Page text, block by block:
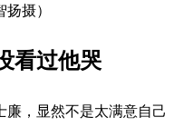
摄）
看过他哭
廉，显然不是太满意自己